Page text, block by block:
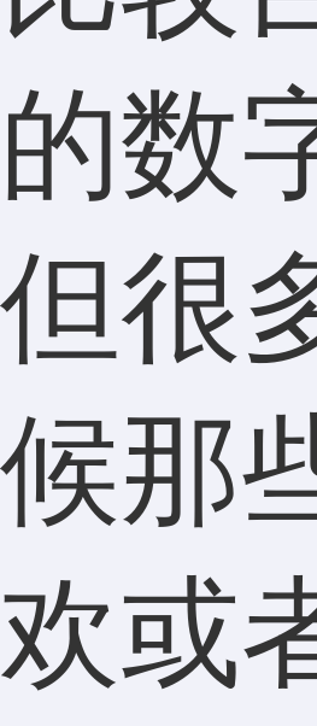
的数
但很
候那
欢或